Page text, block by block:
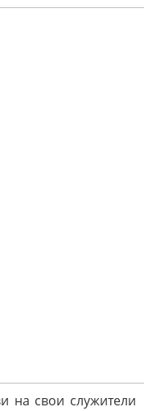
на свои служители